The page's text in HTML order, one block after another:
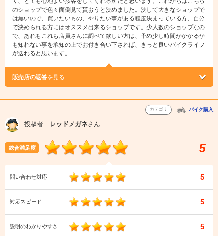
のショップで色々面倒見て貰おうと決めました。決して大きなショップで
は無いので、買いたいもの、やりたい事がある程度決まっている方、自分
で決められる方にはオススメ出来るショップです。少人数のショップなの
で、あれもこれも店員さんに調べて欲しい方は、予め少し時間がかかるか
も知れない事を承知の上でお付き合い下されば、きっと良いバイクライフ
が送れると思います。
販売店の返答を見る
カテゴリ バイク購入
投稿者 レッドメガネさん
総合満足度 5
問い合わせ対応 5
対応スピード 5
説明のわかりやすさ 5